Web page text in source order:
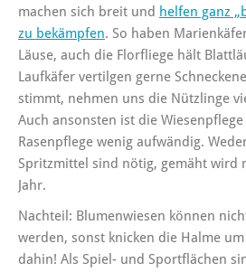
machen sich breit und helfen ganz
zu bekämpfen. So haben
Läuse, auch die Florfliege hält
Laufkäfer vertilgen gerne
stimmt, nehmen uns die Nützlinge
Auch ansonsten ist die
Rasenpflege wenig aufwändig.
Spritzmittel sind nötig, gemäht wird
Jahr.
Nachteil: Blumenwiesen können
werden, sonst knicken die Halme
dahin! Als Spiel- und Sportflächen